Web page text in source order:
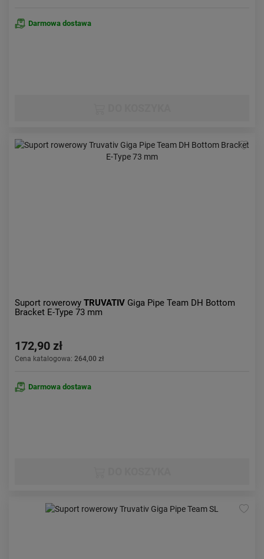
Darmowa dostawa
Suport rowerowy TRUVATIV Giga Pipe Team DH Bottom
Bracket E-Type 73 mm
172,90 zł
Cena katalogowa: 264,00 zł
Darmowa dostawa